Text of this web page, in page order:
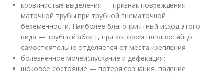
кровянистые выделения — признак повреждения
маточной трубы при трубной внематочной
беременности. Наиболее благоприятный исход этого
вида — трубный аборт, при котором плодное яйцо
самостоятельно отделяется от места крепления;
болезненное мочеиспускание и дефекация;
шоковое состояние — потеря сознания, падение